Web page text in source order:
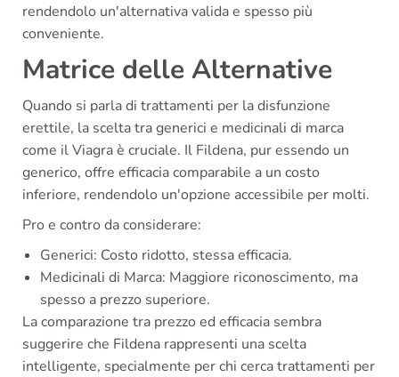
rendendolo un'alternativa valida e spesso più
conveniente.
Matrice delle Alternative
Quando si parla di trattamenti per la disfunzione
erettile, la scelta tra generici e medicinali di marca
come il Viagra è cruciale. Il Fildena, pur essendo un
generico, offre efficacia comparabile a un costo
inferiore, rendendolo un'opzione accessibile per molti.
Pro e contro da considerare:
Generici: Costo ridotto, stessa efficacia.
Medicinali di Marca: Maggiore riconoscimento, ma
spesso a prezzo superiore.
La comparazione tra prezzo ed efficacia sembra
suggerire che Fildena rappresenti una scelta
intelligente, specialmente per chi cerca trattamenti per